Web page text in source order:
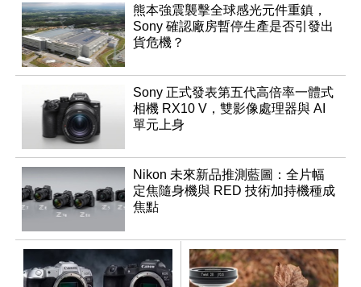
熊本強震襲擊全球感光元件重鎮，
Sony 確認廠房暫停生產是否引發出
貨危機？
Sony 正式發表第五代高倍率一體式
相機 RX10 V，雙影像處理器與 AI
單元上身
Nikon 未來新品推測藍圖：全片幅
定焦隨身機與 RED 技術加持機種成
焦點